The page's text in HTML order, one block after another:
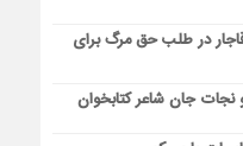
در طلب حق مرگ برای
نجات جان شاعر کتابخوان